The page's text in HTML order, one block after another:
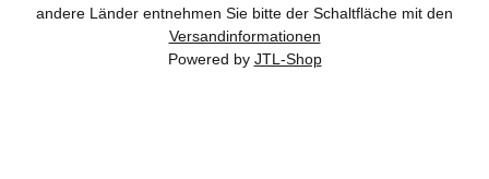
andere Länder entnehmen Sie bitte der Schaltfläche mit den
Versandinformationen
Powered by JTL-Shop